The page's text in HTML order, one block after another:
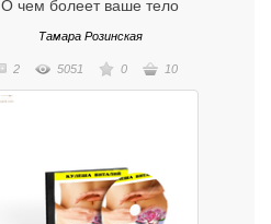
О чем болеет ваше тело
Тамара Розинская
2 5051 0 10